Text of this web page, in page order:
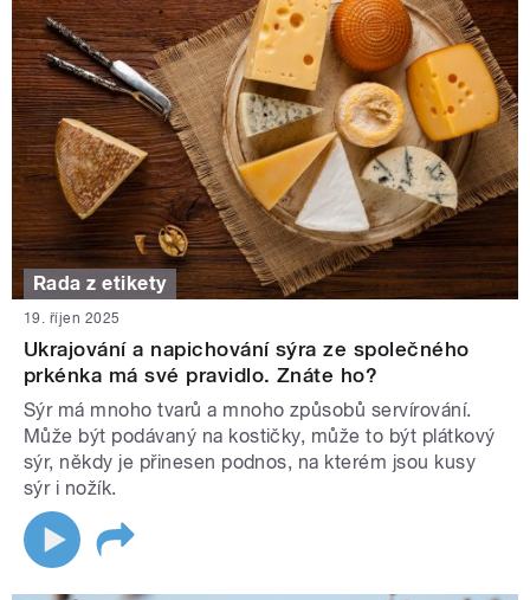
Rada z etikety
19. říjen 2025
Ukrajování a napichování sýra ze společného
prkénka má své pravidlo. Znáte ho?
Sýr má mnoho tvarů a mnoho způsobů servírování.
Může být podávaný na kostičky, může to být plátkový
sýr, někdy je přinesen podnos, na kterém jsou kusy
sýr i nožík.